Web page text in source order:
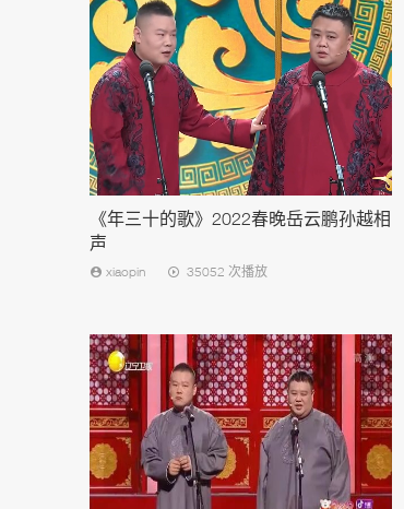
《年三十的歌》2022春晚岳云鹏孙越相
声
xiaopin 35052 次播放